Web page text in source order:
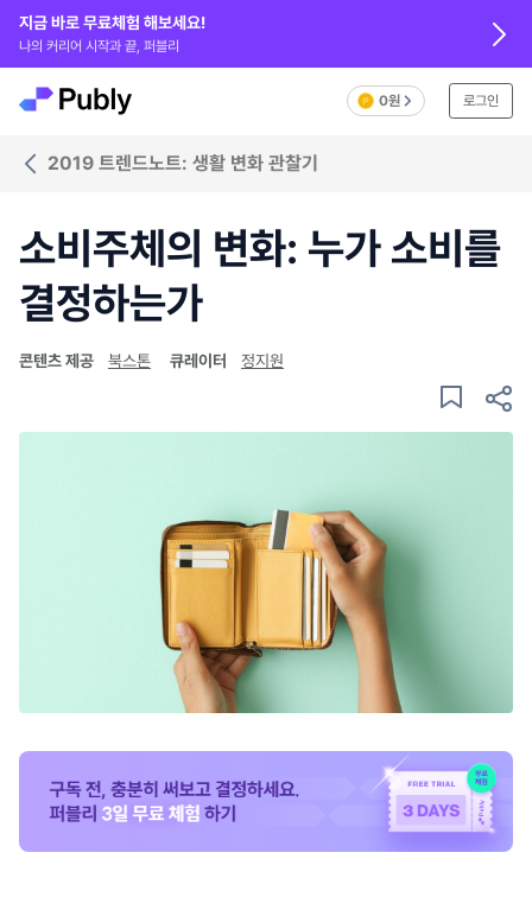
지금 바로 무료체험 해보세요!
나의 커리어 시작과 끝, 퍼블리
0원 로그인
2019 트렌드노트: 생활 변화 관찰기
소비주체의 변화: 누가 소비를
결정하는가
콘텐츠 제공 북스톤 큐레이터 정지원